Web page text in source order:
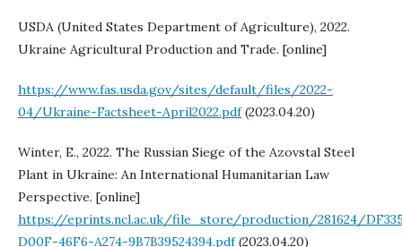
USDA (United States Department of Agriculture), 2022.
Ukraine Agricultural Production and Trade. [online]
https://www.fas.usda.gov/sites/default/files/2022-
04/Ukraine-Factsheet-April2022.pdf(2023.04.20)
Winter, E., 2022. The Russian Siege of the Azovstal Steel
Plant in Ukraine: An International Humanitarian Law
Perspective. [online]
https://eprints.ncl.ac.uk/file_store/production/281624/
D00F-46F6-A274-9B7B39524394.pdf(2023.04.20)